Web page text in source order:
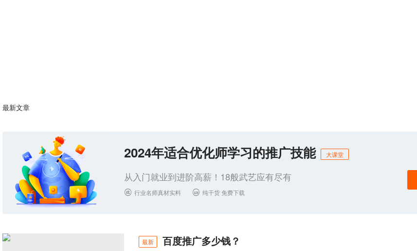
最新文章
2024年适合优化师学习的推广技能 大课堂
从入门就业到进阶高薪！18般武艺应有尽有
 行业名师真材实料  纯干货 免费下载
最新 百度推广多少钱？